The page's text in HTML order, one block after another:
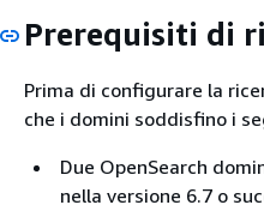
Prerequisiti di
Prima di configurare la
che i domini soddisfino i
Due OpenSearch
nella versione 6.7 o